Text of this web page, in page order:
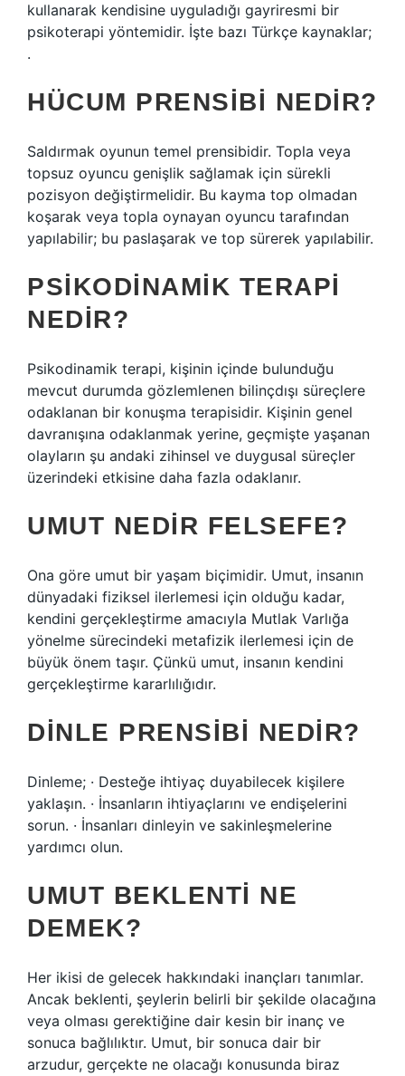
kullanarak kendisine uyguladığı gayriresmi bir
psikoterapi yöntemidir. İşte bazı Türkçe kaynaklar;
.
HÜCUM PRENSIBI NEDIR?
Saldırmak oyunun temel prensibidir. Topla veya
topsuz oyuncu genişlik sağlamak için sürekli
pozisyon değiştirmelidir. Bu kayma top olmadan
koşarak veya topla oynayan oyuncu tarafından
yapılabilir; bu paslaşarak ve top sürerek yapılabilir.
PSIKODINAMIK TERAPI
NEDIR?
Psikodinamik terapi, kişinin içinde bulunduğu
mevcut durumda gözlemlenen bilinçdışı süreçlere
odaklanan bir konuşma terapisidir. Kişinin genel
davranışına odaklanmak yerine, geçmişte yaşanan
olayların şu andaki zihinsel ve duygusal süreçler
üzerindeki etkisine daha fazla odaklanır.
UMUT NEDIR FELSEFE?
Ona göre umut bir yaşam biçimidir. Umut, insanın
dünyadaki fiziksel ilerlemesi için olduğu kadar,
kendini gerçekleştirme amacıyla Mutlak Varlığa
yönelme sürecindeki metafizik ilerlemesi için de
büyük önem taşır. Çünkü umut, insanın kendini
gerçekleştirme kararlılığıdır.
DINLE PRENSIBI NEDIR?
Dinleme; · Desteğe ihtiyaç duyabilecek kişilere
yaklaşın. · İnsanların ihtiyaçlarını ve endişelerini
sorun. · İnsanları dinleyin ve sakinleşmelerine
yardımcı olun.
UMUT BEKLENTI NE
DEMEK?
Her ikisi de gelecek hakkındaki inançları tanımlar.
Ancak beklenti, şeylerin belirli bir şekilde olacağına
veya olması gerektiğine dair kesin bir inanç ve
sonuca bağlılıktır. Umut, bir sonuca dair bir
arzudur, gerçekte ne olacağı konusunda biraz